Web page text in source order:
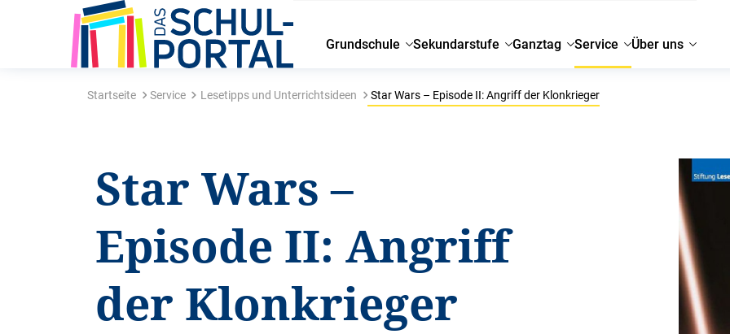
Grundschule Sekundarstufe Ganztag Service Über uns
Startseite Service Lesetipps und Unterrichtsideen Star Wars – Episode II: Angriff der Klonkrieger
Star Wars –
Episode II: Angriff
der Klonkrieger